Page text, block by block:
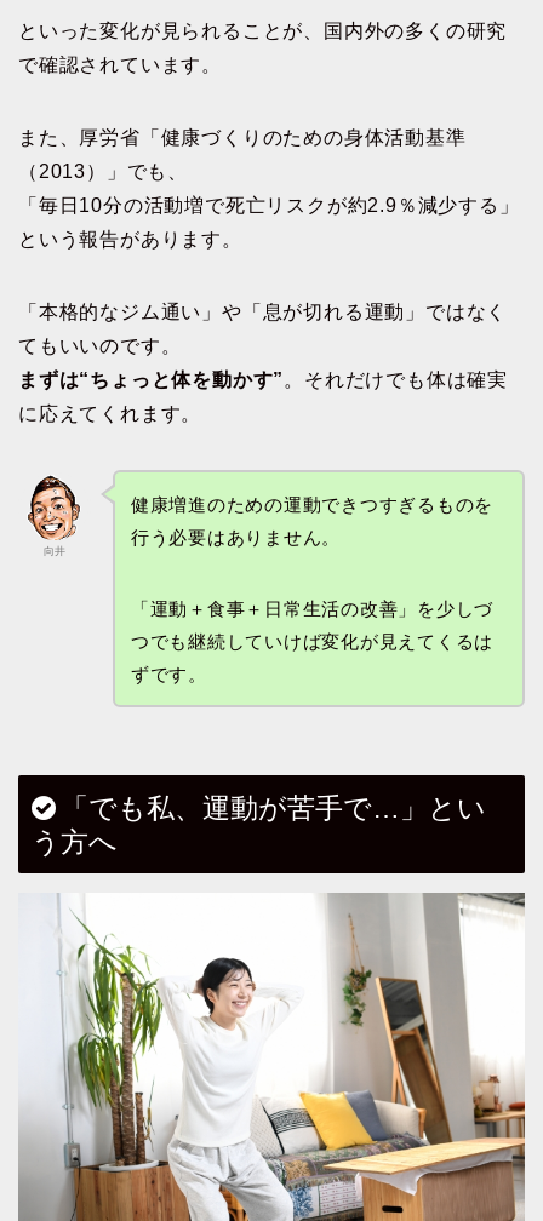
といった変化が見られることが、国内外の多くの研究
で確認されています。
また、厚労省「健康づくりのための身体活動基準
（2013）」でも、
「毎日10分の活動増で死亡リスクが約2.9％減少する」
という報告があります。
「本格的なジム通い」や「息が切れる運動」ではなく
てもいいのです。
まずは“ちょっと体を動かす” 。それだけでも体は確実
に応えてくれます。
向井
健康増進のための運動できつすぎるものを
行う必要はありません。
「運動＋食事＋日常生活の改善」を少しづ
つでも継続していけば変化が見えてくるは
ずです。
「でも私、運動が苦手で…」とい
う方へ